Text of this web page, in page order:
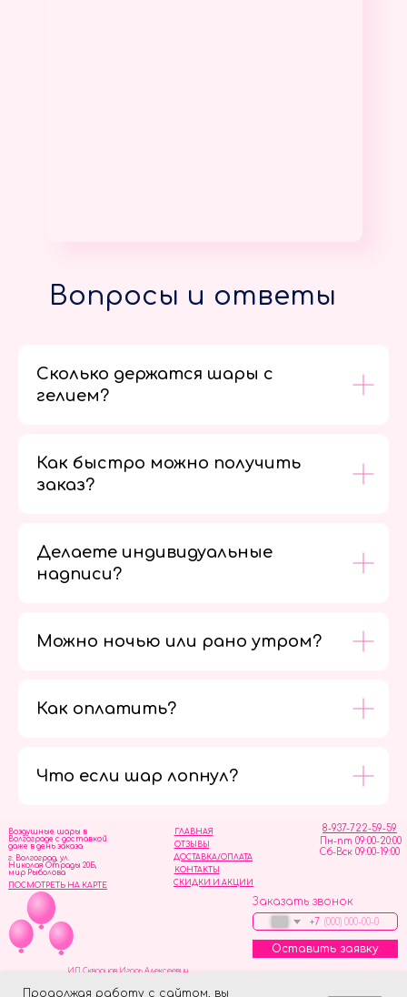
Продолжая работу с сайтом, вы
Вопросы и ответы
Сколько держатся шары с
гелием?
Как быстро можно получить
заказ?
Делаете индивидуальные
надписи?
Можно ночью или рано утром?
Как оплатить?
Что если шар лопнул?
ОТЗЫВЫ
ГЛАВНАЯ
ДОСТАВКА/ОПЛАТА
СКИДКИ И АКЦИИ
КОНТАКТЫ
8-937-722-59-59
Пн-пт 09:00-20:00
Сб-Вск 09:00-19:00
Воздушные шары в
Волгограде с доставкой
даже в день заказа
Заказать звонок
+7
Оставить заявку
г. Волгоград, ул.
Николая Отрады 20Б,
мир Рыболова
ПОСМОТРЕТЬ НА КАРТЕ
ИП Скворцов Игорь Алексеевич